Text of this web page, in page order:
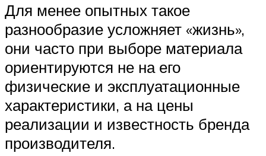
Для менее опытных такое
разнообразие усложняет «жизнь»,
они часто при выборе материала
ориентируются не на его
физические и эксплуатационные
характеристики, а на цены
реализации и известность бренда
производителя.